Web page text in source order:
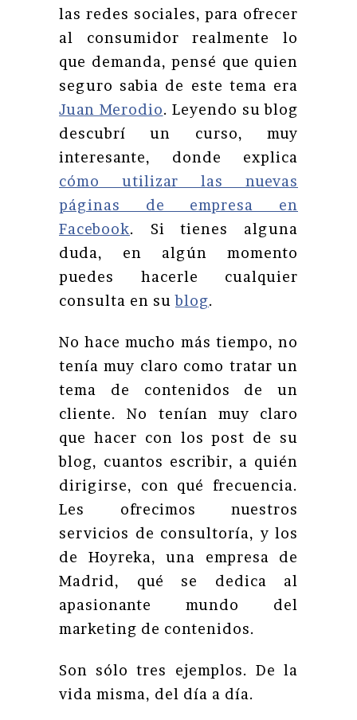
las redes sociales, para ofrecer
al consumidor realmente lo
que demanda, pensé que quien
seguro sabia de este tema era
Juan Merodio. Leyendo su blog
descubrí un curso, muy
interesante, donde explica
cómo utilizar las nuevas
páginas de empresa en
Facebook. Si tienes alguna
duda, en algún momento
puedes hacerle cualquier
consulta en sublog.
No hace mucho más tiempo, no
tenía muy claro como tratar un
tema de contenidos de un
cliente. No tenían muy claro
que hacer con los post de su
blog, cuantos escribir, a quién
dirigirse, con qué frecuencia.
Les ofrecimos nuestros
servicios de consultoría, y los
de Hoyreka, una empresa de
Madrid, qué se dedica al
apasionante mundo del
marketing de contenidos.
Son sólo tres ejemplos. De la
vida misma, del día a día.